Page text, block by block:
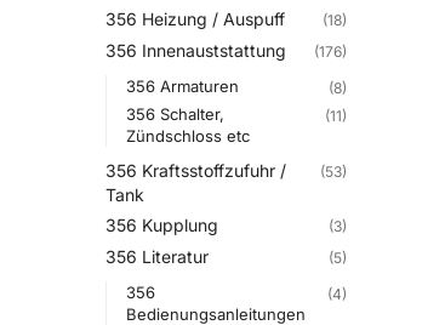
356 Heizung / Auspuff (18)
356 Innenauststattung (176)
356 Armaturen (8)
356 Schalter,
Zündschloss etc
(11)
356 Kraftsstoffzufuhr /
Tank
(53)
356 Kupplung (3)
356 Literatur (5)
356
Bedienungsanleitungen
(4)